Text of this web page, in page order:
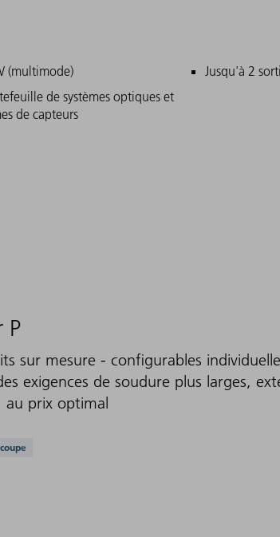
principales
(multimode)
Jusqu'à 2
de systèmes optiques et
de capteurs
P
sur mesure - configurables
exigences de soudure plus larges,
au prix optimal
prises en charge